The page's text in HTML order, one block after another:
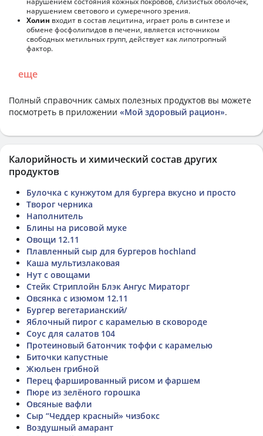
нарушением светового и сумеречного зрения.
Холин входит в состав лецитина, играет роль в синтезе и
обмене фосфолипидов в печени, является источником
свободных метильных групп, действует как липотропный
фактор.
еще
Полный справочник самых полезных продуктов вы можете
посмотреть в приложении «Мой здоровый рацион».
Калорийность и химический состав других
продуктов
Булочка с кунжутом для бургера вкусно и просто
Творог черника
Наполнитель
Блины на рисовой муке
Овощи 12.11
Плавленный сыр для бургеров hochland
Каша мультизлаковая
Нут с овощами
Стейк Стриплойн Блэк Ангус Мираторг
Овсянка с изюмом 12.11
Бургер вегетарианский/
Яблочный пирог с карамелью в сковороде
Соус для салатов 104
Протеиновый батончик тоффи с карамелью
Биточки капустные
Жюльен грибной
Перец фаршированный рисом и фаршем
Пюре из зелёного горошка
Овсяные вафли
Сыр “Чеддер красный» чизбокс
Воздушный амарант